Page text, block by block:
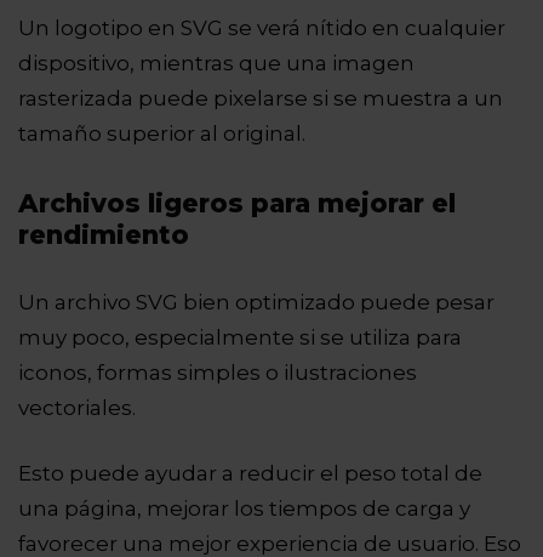
Un logotipo en SVG se verá nítido en cualquier
dispositivo, mientras que una imagen
rasterizada puede pixelarse si se muestra a un
tamaño superior al original.
Archivos ligeros para mejorar el
rendimiento
Un archivo SVG bien optimizado puede pesar
muy poco, especialmente si se utiliza para
iconos, formas simples o ilustraciones
vectoriales.
Esto puede ayudar a reducir el peso total de
una página, mejorar los tiempos de carga y
favorecer una mejor experiencia de usuario. Eso